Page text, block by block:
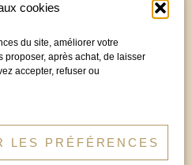
cookies
du site, améliorer votre
après achat, de laisser
accepter, refuser ou
LES PRÉFÉRENCES